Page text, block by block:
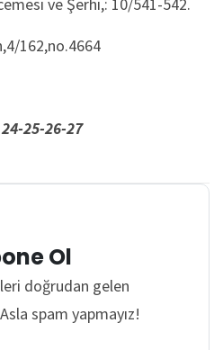
162,no.4664
25-26-27
Ol
doğrudan gelen
spam yapmayız!